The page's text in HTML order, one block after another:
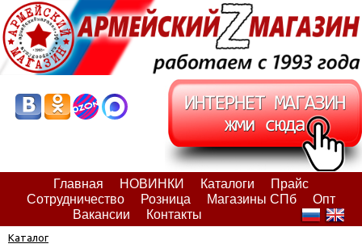
Главная НОВИНКИ Каталоги
Прайс
Сотрудничество
Розница Магазины СПб
Опт
Вакансии
Контакты
Каталог